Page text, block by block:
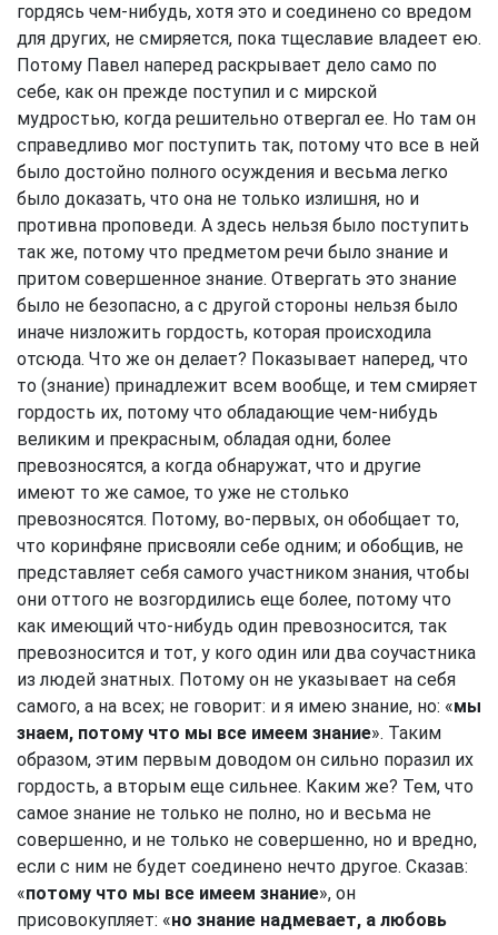
гордясь чем-нибудь, хотя это и соединено со вредом
для других, не смиряется, пока тщеславие владеет ею.
Потому Павел наперед раскрывает дело само по
себе, как он прежде поступил и с мирской
мудростью, когда решительно отвергал ее. Но там он
справедливо мог поступить так, потому что все в ней
было достойно полного осуждения и весьма легко
было доказать, что она не только излишня, но и
противна проповеди. А здесь нельзя было поступить
так же, потому что предметом речи было знание и
притом совершенное знание. Отвергать это знание
было не безопасно, а с другой стороны нельзя было
иначе низложить гордость, которая происходила
отсюда. Что же он делает? Показывает наперед, что
то (знание) принадлежит всем вообще, и тем смиряет
гордость их, потому что обладающие чем-нибудь
великим и прекрасным, обладая одни, более
превозносятся, а когда обнаружат, что и другие
имеют то же самое, то уже не столько
превозносятся. Потому, во-первых, он обобщает то,
что коринфяне присвояли себе одним; и обобщив, не
представляет себя самого участником знания, чтобы
они оттого не возгордились еще более, потому что
как имеющий что-нибудь один превозносится, так
превозносится и тот, у кого один или два соучастника
из людей знатных. Потому он не указывает на себя
самого, а на всех; не говорит: и я имею знание, но: «мы
знаем, потому что мы все имеем знание». Таким
образом, этим первым доводом он сильно поразил их
гордость, а вторым еще сильнее. Каким же? Тем, что
самое знание не только не полно, но и весьма не
совершенно, и не только не совершенно, но и вредно,
если с ним не будет соединено нечто другое. Сказав:
«потому что мы все имеем знание», он
присовокупляет: «но знание надмевает, а любовь